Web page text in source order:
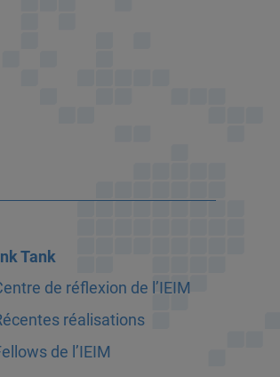
Tank
de réflexion de l’IEIM
réalisations
de l’IEIM